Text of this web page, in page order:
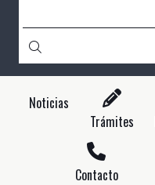
Noticias
Trámites
Contacto